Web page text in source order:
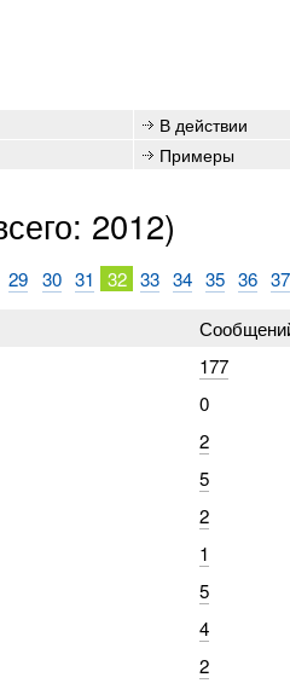
В действии
Примеры
2012)
29 30 31 32 33 34 35 36 37
177
0
2
5
2
1
5
4
2